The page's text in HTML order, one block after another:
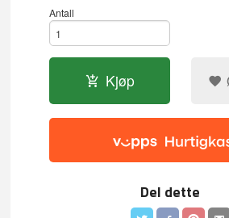
Antall
Kjøp
Del dette